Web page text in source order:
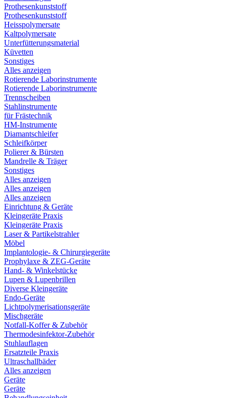
Prothesenkunststoff
Prothesenkunststoff
Heisspolymersate
Kaltpolymersate
Unterfütterungsmaterial
Küvetten
Sonstiges
Alles anzeigen
Rotierende Laborinstrumente
Rotierende Laborinstrumente
Trennscheiben
Stahlinstrumente
für Frästechnik
HM-Instrumente
Diamantschleifer
Schleifkörper
Polierer & Bürsten
Mandrelle & Träger
Sonstiges
Alles anzeigen
Alles anzeigen
Alles anzeigen
Einrichtung & Geräte
Kleingeräte Praxis
Kleingeräte Praxis
Laser & Partikelstrahler
Möbel
Implantologie- & Chirurgiegeräte
Prophylaxe & ZEG-Geräte
Hand- & Winkelstücke
Lupen & Lupenbrillen
Diverse Kleingeräte
Endo-Geräte
Lichtpolymerisationsgeräte
Mischgeräte
Notfall-Koffer & Zubehör
Thermodesinfektor-Zubehör
Stuhlauflagen
Ersatzteile Praxis
Ultraschallbäder
Alles anzeigen
Geräte
Geräte